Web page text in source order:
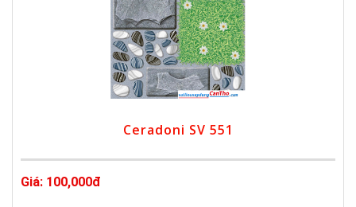
Ceradoni SV 551
Giá: 100,000đ